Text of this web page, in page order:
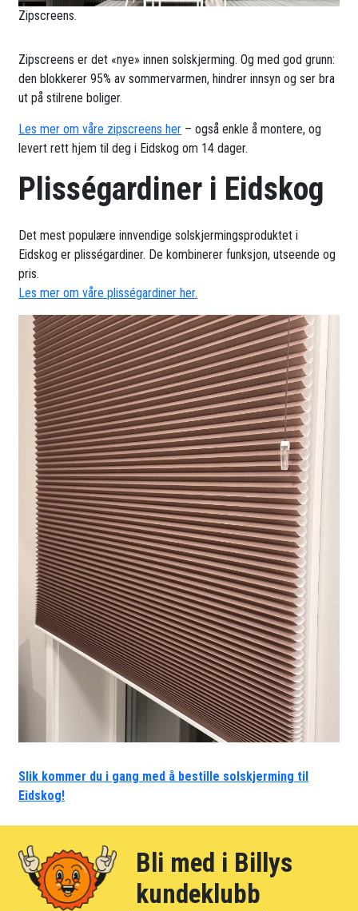
Zipscreens.
Zipscreens er det «nye» innen solskjerming. Og med god grunn:
den blokkerer 95% av sommervarmen, hindrer innsyn og ser bra
ut på stilrene boliger.
Les mer om våre zipscreens her – også enkle å montere, og
levert rett hjem til deg i Eidskog om 14 dager.
Plisségardiner i Eidskog
Det mest populære innvendige solskjermingsproduktet i
Eidskog er plisségardiner. De kombinerer funksjon, utseende og
pris.
Les mer om våre plisségardiner her.
Slik kommer du i gang med å bestille solskjerming til
Eidskog!
Bli med i Billys
kundeklubb